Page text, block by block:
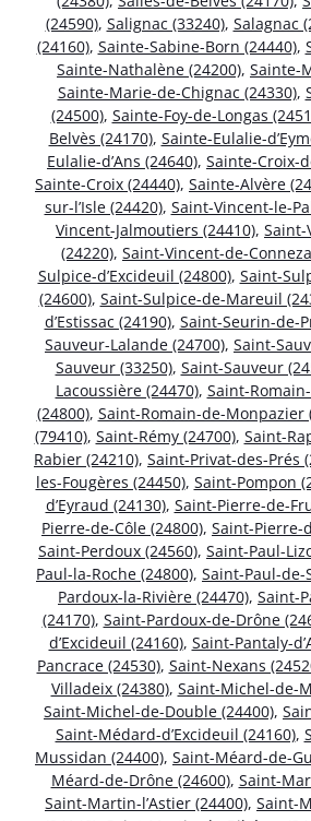
(24590), Salignac (33240), Salagnac
(24160), Sainte-Sabine-Born (24440),
Sainte-Nathalène (24200), Sainte-
Sainte-Marie-de-Chignac (24330),
(24500), Sainte-Foy-de-Longas
Belvès (24170), Sainte-Eulalie-
Eulalie-d’Ans (24640), Sainte-Croix-
Sainte-Croix (24440), Sainte-Alvère
sur-l’Isle (24420), Saint-Vincent-le-
Vincent-Jalmoutiers (24410), Saint-
(24220), Saint-Vincent-de-
Sulpice-d’Excideuil (24800), Saint-
(24600), Saint-Sulpice-de-Mareuil
d’Estissac (24190), Saint-Seurin-de-
Sauveur-Lalande (24700), Saint-
Sauveur (33250), Saint-Sauveur
Lacoussière (24470), Saint-
(24800), Saint-Romain-de-Monpazier
(79410), Saint-Rémy (24700), Saint-
Rabier (24210), Saint-Privat-des-Prés
les-Fougères (24450), Saint-Pompon
d’Eyraud (24130), Saint-Pierre-de-
Pierre-de-Côle (24800), Saint-Pierre-
Saint-Perdoux (24560), Saint-Paul-
Paul-la-Roche (24800), Saint-Paul-de-
Pardoux-la-Rivière (24470), Saint-
(24170), Saint-Pardoux-de-Drône
d’Excideuil (24160), Saint-Pantaly-
Pancrace (24530), Saint-Nexans
Villadeix (24380), Saint-Michel-de-
Saint-Michel-de-Double (24400),
Saint-Médard-d’Excideuil (24160),
Mussidan (24400), Saint-Méard-de-
Méard-de-Drône (24600), Saint-
Saint-Martin-l’Astier (24400), Saint-